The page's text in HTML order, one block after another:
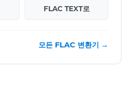
FLAC TEXT로
모든 FLAC 변환기 →